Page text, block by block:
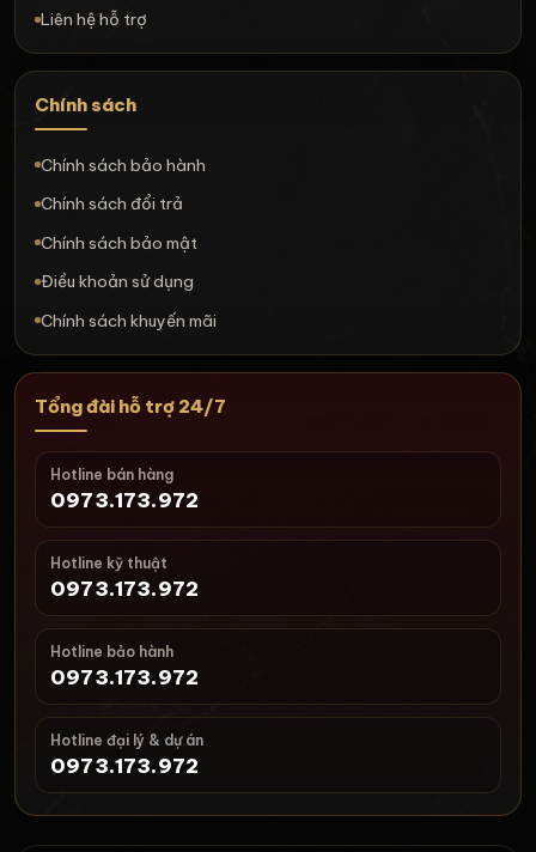
Liên hệ hỗ trợ
Chính sách
Chính sách bảo hành
Chính sách đổi trả
Chính sách bảo mật
Điều khoản sử dụng
Chính sách khuyến mãi
Tổng đài hỗ trợ 24/7
Hotline bán hàng
0973.173.972
Hotline kỹ thuật
0973.173.972
Hotline bảo hành
0973.173.972
Hotline đại lý & dự án
0973.173.972